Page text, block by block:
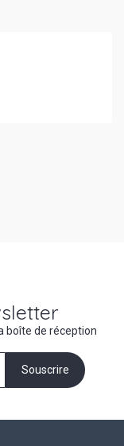
boîte de réception
Souscrire